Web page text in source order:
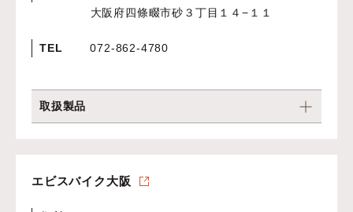
大阪府四條畷市砂３丁目１４−１１
TEL 072-862-4780
取扱製品
エビスバイク大阪